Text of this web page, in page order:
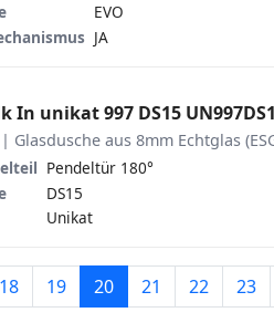
EVO
JA
In unikat 997 DS15
Glasdusche aus 8mm Echtglas
Pendeltür 180°
DS15
Unikat
18 19 20 21 22 23